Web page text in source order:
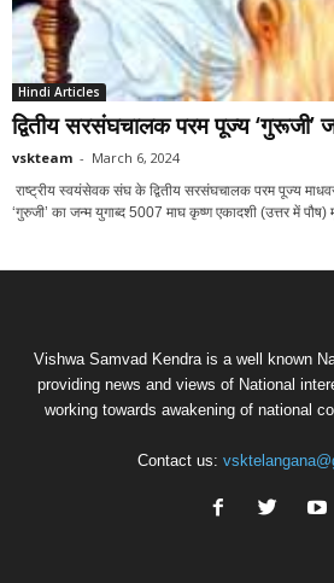
Hindi Articles
द्वितीय सरसंघचालक परम पूज्य ‘गुरूजी’
vskteam - March 6, 2024
राष्ट्रीय स्वयंसेवक संघ के द्वितीय सरसंघचालक परम पूज्य
‘गुरुजी’ का जन्म युगाब्द 5007 माघ कृष्ण एकादशी (उत्तर में पौष)
Vishwa Samvad Kendra is a well known
providing news and views of National
working towards awakening of national
Contact us: